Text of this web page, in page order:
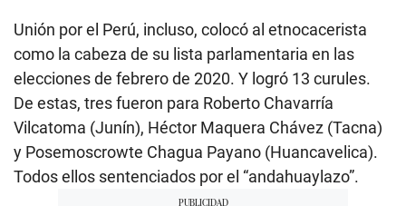
Unión por el Perú, incluso, colocó al etnocacerista
como la cabeza de su lista parlamentaria en las
elecciones de febrero de 2020. Y logró 13 curules.
De estas, tres fueron para Roberto Chavarría
Vilcatoma (Junín), Héctor Maquera Chávez (Tacna)
y Posemoscrowte Chagua Payano (Huancavelica).
Todos ellos sentenciados por el “andahuaylazo”.